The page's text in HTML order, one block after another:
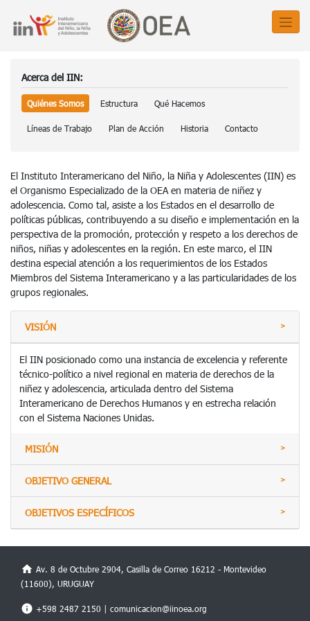
Acerca del IIN:
Quiénes Somos Estructura Qué Hacemos
Líneas de Trabajo Plan de Acción Historia Contacto
El Instituto Interamericano del Niño, la Niña y Adolescentes (IIN) es
el Organismo Especializado de la OEA en materia de niñez y
adolescencia. Como tal, asiste a los Estados en el desarrollo de
políticas públicas, contribuyendo a su diseño e implementación en la
perspectiva de la promoción, protección y respeto a los derechos de
niños, niñas y adolescentes en la región. En este marco, el IIN
destina especial atención a los requerimientos de los Estados
Miembros del Sistema Interamericano y a las particularidades de los
grupos regionales.
VISIÓN
El IIN posicionado como una instancia de excelencia y referente
técnico-político a nivel regional en materia de derechos de la
niñez y adolescencia, articulada dentro del Sistema
Interamericano de Derechos Humanos y en estrecha relación
con el Sistema Naciones Unidas.
MISIÓN
OBJETIVO GENERAL
OBJETIVOS ESPECÍFICOS
Av. 8 de Octubre 2904, Casilla de Correo 16212 - Montevideo
(11600), URUGUAY
+598 2487 2150 | comunicacion@iinoea.org